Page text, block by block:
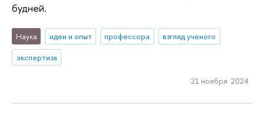
будней.
Наука идеи и опыт профессора
взгляд ученого
экспертиза
21 ноября 2024